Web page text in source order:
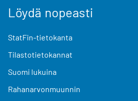
Löydä nopeasti
StatFin-tietokanta
Tilastotietokannat
Suomi lukuina
Rahanarvonmuunnin